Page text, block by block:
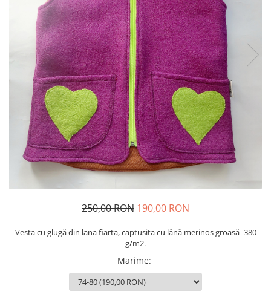
Lenjerie intima
250,00 RON 190,00 RON
Vesta cu glugă din lana fiarta, captusita cu lână merinos groasă- 380
g/m2.
Marime: